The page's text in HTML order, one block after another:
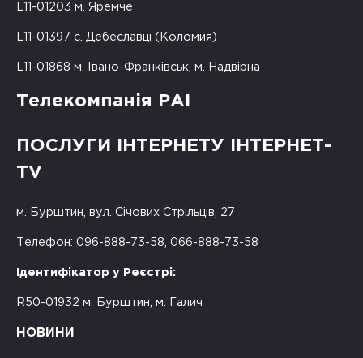
L11-01203 м. Яремче
L11-01397 с. Дебеславці (Коломия)
L11-01868 м. Івано-Франківськ, м. Надвірна
Телекомпанія РАІ
ПОСЛУГИ ІНТЕРНЕТУ ІНТЕРНЕТ-
TV
м. Бурштин, вул. Січових Стрільців, 27
Телефон: 096-888-73-58, 066-888-73-58
Ідентифікатор у Реєстрі:
R50-01932 м. Бурштин, м. Галич
НОВИНИ